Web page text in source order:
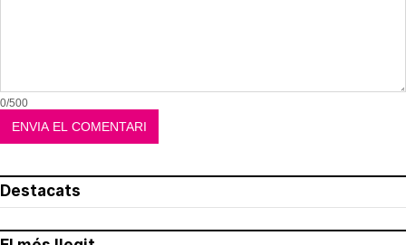
0/500
Destacats